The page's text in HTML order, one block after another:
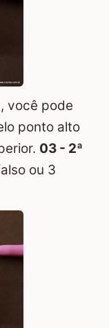
você pode
ponto alto
03 - 2ª
ou 3